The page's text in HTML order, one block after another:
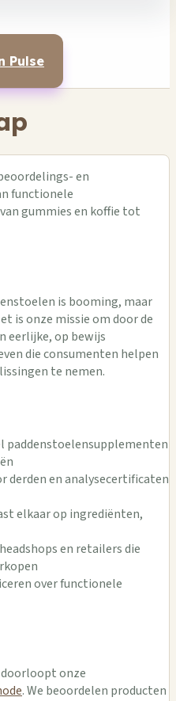
Pulse
en
functionele
gummies en koffie tot
is booming, maar
is onze missie om door de
eerlijke, op bewijs
die consumenten helpen
te nemen.
paddenstoelensupplementen
derden en analysecertificaten
elkaar op ingrediënten,
en retailers die
over functionele
onze
. We beoordelen producten